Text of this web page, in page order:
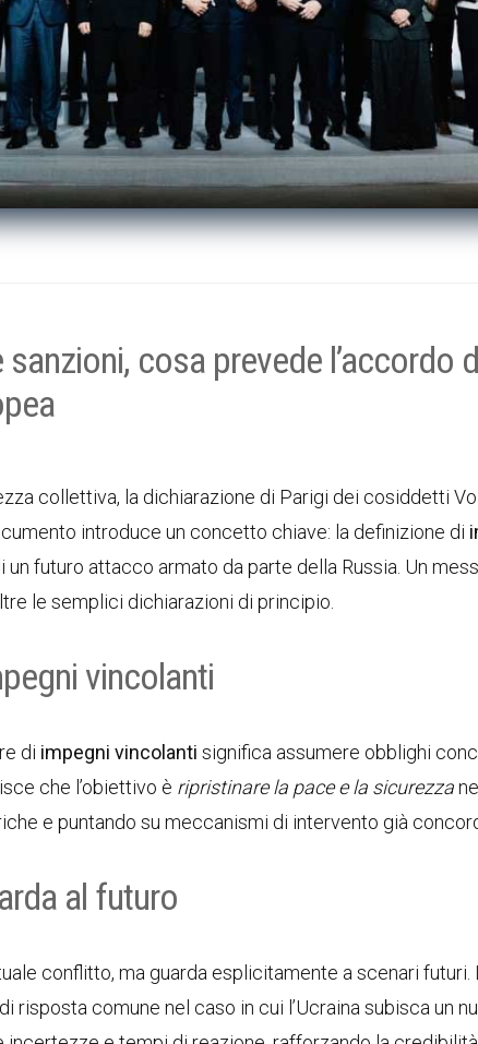
cosa prevede l’accordo
collettiva, la dichiarazione di Parigi dei cosiddetti
introduce un concetto chiave: la definizione di
un futuro attacco armato da parte della Russia. Un
le semplici dichiarazioni di principio.
vincolanti
di impegni vincolanti significa assumere obblighi
che l’obiettivo è ripristinare la pace e la sicurezza
e puntando su meccanismi di intervento già
al futuro
conflitto, ma guarda esplicitamente a scenari futuri.
risposta comune nel caso in cui l’Ucraina subisca un